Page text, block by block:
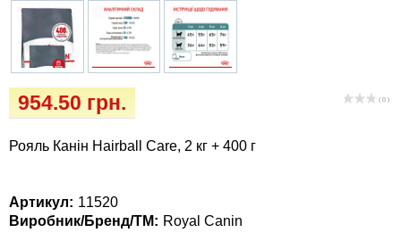
( 0 )
954.50 грн.
Рояль Канін Hairball Care, 2 кг + 400 г
Артикул: 11520
Виробник/Бренд/ТМ: Royal Canin
Ласощі та корми
собак
Лежаки, будиночки, охолоджуючи
коврики
Одяг та взуття